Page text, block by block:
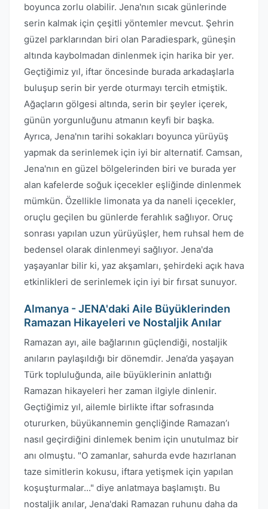
boyunca zorlu olabilir. Jena'nın sıcak günlerinde
serin kalmak için çeşitli yöntemler mevcut. Şehrin
güzel parklarından biri olan Paradiespark, güneşin
altında kaybolmadan dinlenmek için harika bir yer.
Geçtiğimiz yıl, iftar öncesinde burada arkadaşlarla
buluşup serin bir yerde oturmayı tercih etmiştik.
Ağaçların gölgesi altında, serin bir şeyler içerek,
günün yorgunluğunu atmanın keyfi bir başka.
Ayrıca, Jena'nın tarihi sokakları boyunca yürüyüş
yapmak da serinlemek için iyi bir alternatif. Camsan,
Jena'nın en güzel bölgelerinden biri ve burada yer
alan kafelerde soğuk içecekler eşliğinde dinlenmek
mümkün. Özellikle limonata ya da naneli içecekler,
oruçlu geçilen bu günlerde ferahlık sağlıyor. Oruç
sonrası yapılan uzun yürüyüşler, hem ruhsal hem de
bedensel olarak dinlenmeyi sağlıyor. Jena'da
yaşayanlar bilir ki, yaz akşamları, şehirdeki açık hava
etkinlikleri de serinlemek için iyi bir fırsat sunuyor.
Almanya - JENA'daki Aile Büyüklerinden
Ramazan Hikayeleri ve Nostaljik Anılar
Ramazan ayı, aile bağlarının güçlendiği, nostaljik
anıların paylaşıldığı bir dönemdir. Jena’da yaşayan
Türk topluluğunda, aile büyüklerinin anlattığı
Ramazan hikayeleri her zaman ilgiyle dinlenir.
Geçtiğimiz yıl, ailemle birlikte iftar sofrasında
otururken, büyükannemin gençliğinde Ramazan’ı
nasıl geçirdiğini dinlemek benim için unutulmaz bir
anı olmuştu. "O zamanlar, sahurda evde hazırlanan
taze simitlerin kokusu, iftara yetişmek için yapılan
koşuşturmalar..." diye anlatmaya başlamıştı. Bu
nostaljik anılar, Jena'daki Ramazan ruhunu daha da